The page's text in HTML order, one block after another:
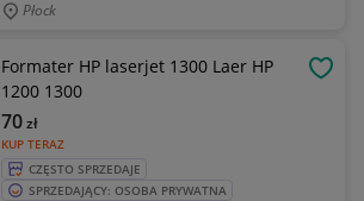
Płock
Formater HP laserjet 1300 Laer HP
1200 1300
KUP TERAZ
70zł
CZĘSTO SPRZEDAJE
SPRZEDAJĄCY: OSOBA PRYWATNA